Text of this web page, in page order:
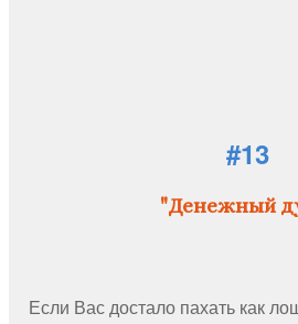
#13
"Денежный
Если Вас достало пахать как